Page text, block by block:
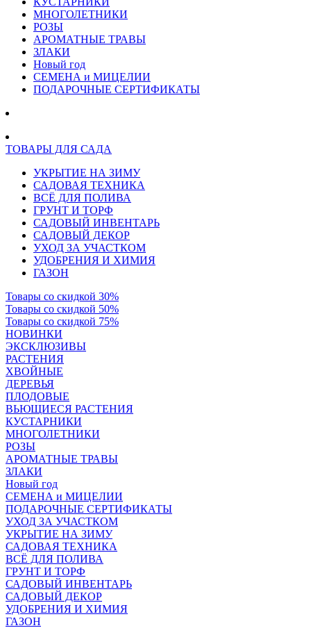
МНОГОЛЕТНИКИ
РОЗЫ
АРОМАТНЫЕ ТРАВЫ
ЗЛАКИ
Новый год
СЕМЕНА и МИЦЕЛИИ
ПОДАРОЧНЫЕ СЕРТИФИКАТЫ
ТОВАРЫ ДЛЯ САДА
УКРЫТИЕ НА ЗИМУ
САДОВАЯ ТЕХНИКА
ВСЁ ДЛЯ ПОЛИВА
ГРУНТ И ТОРФ
САДОВЫЙ ИНВЕНТАРЬ
САДОВЫЙ ДЕКОР
УХОД ЗА УЧАСТКОМ
УДОБРЕНИЯ И ХИМИЯ
ГАЗОН
Товары со скидкой 30%
Товары со скидкой 50%
Товары со скидкой 75%
НОВИНКИ
ЭКСКЛЮЗИВЫ
РАСТЕНИЯ
ХВОЙНЫЕ
ДЕРЕВЬЯ
ПЛОДОВЫЕ
ВЬЮЩИЕСЯ РАСТЕНИЯ
КУСТАРНИКИ
МНОГОЛЕТНИКИ
РОЗЫ
АРОМАТНЫЕ ТРАВЫ
ЗЛАКИ
Новый год
СЕМЕНА и МИЦЕЛИИ
ПОДАРОЧНЫЕ СЕРТИФИКАТЫ
УХОД ЗА УЧАСТКОМ
УКРЫТИЕ НА ЗИМУ
САДОВАЯ ТЕХНИКА
ВСЁ ДЛЯ ПОЛИВА
ГРУНТ И ТОРФ
САДОВЫЙ ИНВЕНТАРЬ
САДОВЫЙ ДЕКОР
УДОБРЕНИЯ И ХИМИЯ
ГАЗОН